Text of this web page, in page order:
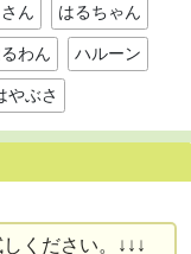
ん はるちゃん
わん ハルーン
やぶさ
ください。↓↓↓